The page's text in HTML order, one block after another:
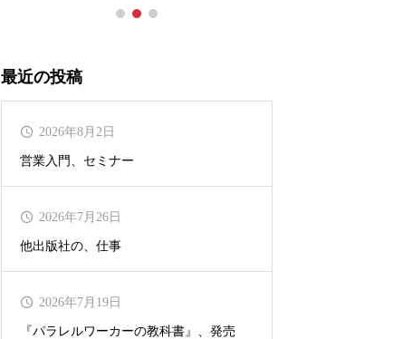
最近の投稿
営業入門、セミナー
2026年8月2日
他出版社の、仕事
2026年7月26日
『パラレルワーカーの教科書』、発売
2026年7月19日